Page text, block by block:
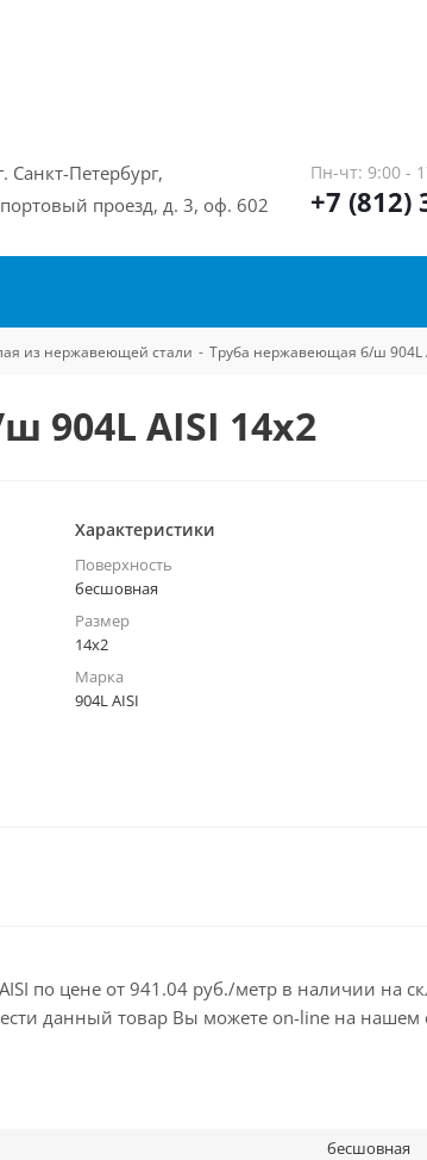
Санкт-Петербург,
проезд, д. 3, оф. 602
Пн-чт: 9:00 -
+7 (812)
из нержавеющей стали - Труба нержавеющая б/ш 904L
904L AISI 14х2
Характеристики
Поверхность
бесшовная
Размер
14х2
Марка
904L AISI
по цене от 941.04 руб./метр в наличии на
данный товар Вы можете on-line на нашем
бесшовная